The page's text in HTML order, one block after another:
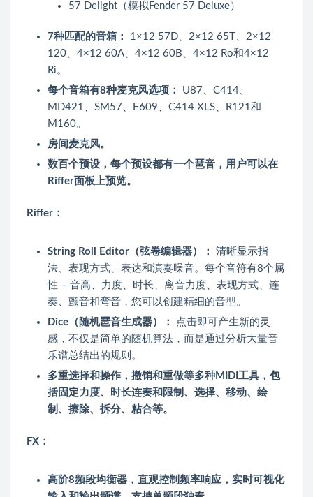
57 Delight（模拟Fender 57 Deluxe）
7种匹配的音箱：
1×12 57D、2×12 65T、2×12
120、4×12 60A、4×12 60B、4×12 Ro和4×12
Ri。
每个音箱有8种麦克风选项：
U87、C414、
MD421、SM57、E609、C414 XLS、R121和
M160。
房间麦克风。
数百个预设，每个预设都有一个琶音，用户可以在
Riffer面板上预览。
Riffer：
String Roll Editor（弦卷编辑器）：
清晰显示指
法、表现方式、表达和演奏噪音。每个音符有8个属
性 – 音高、力度、时长、离音力度、表现方式、连
奏、颤音和弯音，您可以创建精细的音型。
Dice（随机琶音生成器）：
点击即可产生新的灵
感，不仅是简单的随机算法，而是通过分析大量音
乐谱总结出的规则。
多重选择和操作，撤销和重做等多种MIDI工具，包
括固定力度、时长连奏和限制、选择、移动、绘
制、擦除、拆分、粘合等。
FX：
高阶8频段均衡器，直观控制频率响应，实时可视化